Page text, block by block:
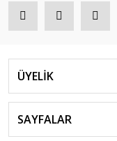
ÜYELİK
SAYFALAR